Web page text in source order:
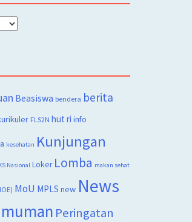
Beasiswa bendera berita
FLS2N hut ri info
kesehatan Kunjungan
Nasional Loker Lomba makan sehat
MoU MPLS new News
Peringatan